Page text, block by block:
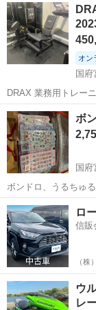
オン
国府
DRAX 業務用トレーニン
DRAX （WELLIV STRENGTHシリーズ） ① レッグエクステンション
愛知 稲沢市
ボ
国府
ボンドロ、うるちゅ
愛知 稲沢市
ロ
信販
（株
ウ
レ